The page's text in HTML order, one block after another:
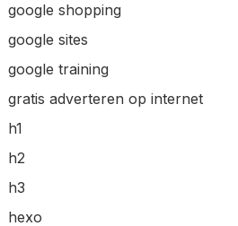
google shopping
google sites
google training
gratis adverteren op internet
h1
h2
h3
hexo